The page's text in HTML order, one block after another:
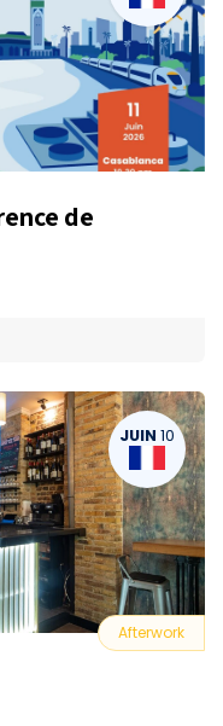
de
JUIN 10
Afterwork